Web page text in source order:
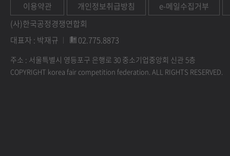
이용약관 개인정보취급방침
e-메일수집거부
(사)한국공정경쟁연합회
대표자 : 박재규
02.775.8873
주소 : 서울특별시 영등포구 은행로 30 중소기업중앙회 신관 5층
COPYRIGHT korea fair competition federation. ALL RIGHTS RESERVED.